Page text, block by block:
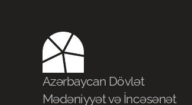
Azərbaycan Dövlət
Mədəniyyət və İncəsənət